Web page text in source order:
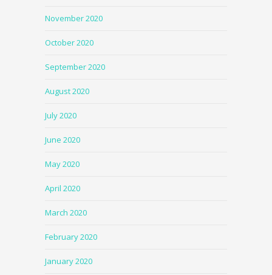
November 2020
October 2020
September 2020
August 2020
July 2020
June 2020
May 2020
April 2020
March 2020
February 2020
January 2020